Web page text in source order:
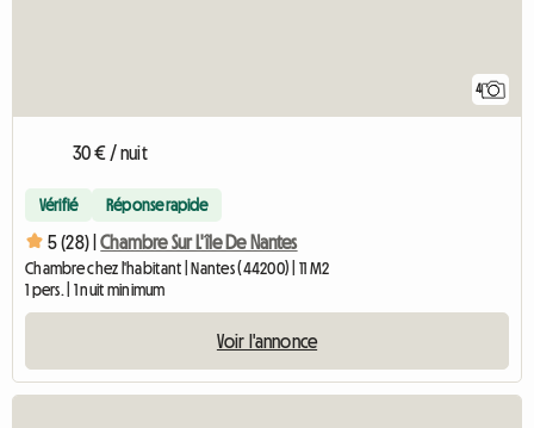
4
30 € / nuit
Vérifié Réponse rapide
5 (28) | Chambre Sur L'île De Nantes
Chambre chez l'habitant | Nantes (44200) | 11 M2
1 pers. | 1 nuit minimum
Voir l'annonce